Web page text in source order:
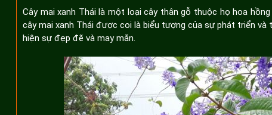
Lợi ích của cây mai xanh Thái
3. Ý nghĩa của Cây Mai Xanh Thái
Trong nghệ thuật truyền thống
Trong tâm linh và tôn giáo
4. Cây Mai Xanh Thái trong thiết kế sân vườn và kiến trúc
5. Cách trồng và chăm sóc Cây Mai Xanh Thái
Lựa chọn vị trí và chuẩn bị đất trồng
Cây mai xanh Thái là một loại cây thân gỗ thuộc họ hoa
cây mai xanh Thái được coi là biểu tượng của sự phát triển
hiện sự đẹp đẽ và may mắn.